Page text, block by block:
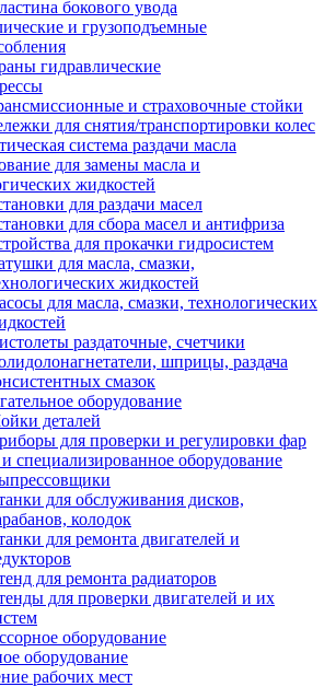
бокового увода
и грузоподъемные
гидравлические
и страховочные стойки
для снятия/транспортировки колес
система раздачи масла
для замены масла и
жидкостей
для раздачи масел
для сбора масел и антифриза
для прокачки гидросистем
для масла, смазки,
жидкостей
для масла, смазки, технологических
раздаточные, счетчики
шприцы, раздача
смазок
оборудование
деталей
для проверки и регулировки фар
специализированное оборудование
для обслуживания дисков,
колодок
для ремонта двигателей и
для ремонта радиаторов
для проверки двигателей и их
оборудование
оборудование
рабочих мест